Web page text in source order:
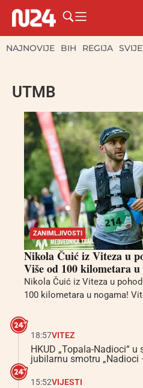
NAJNOVIJE BIH REGIJA
UTMB
ZANIMLJIVOSTI
Nikola Čuić iz Viteza u
Više od 100 kilometara u
Nikola Čuić iz Viteza u
100 kilometara u nogama!
18:57VITEZ
HKUD „Topala-Nadioci“
jubilarnu smotru „Nadioci
15:52VIJESTI